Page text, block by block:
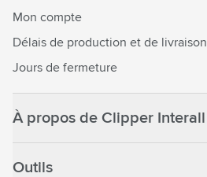
Mon compte
Délais de production et de livraison
Jours de fermeture
À propos de Clipper Interall
Outils